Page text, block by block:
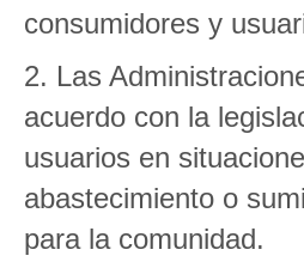
consumidores y
2. Las
acuerdo con la
usuarios en
abastecimiento o
para la comunidad.